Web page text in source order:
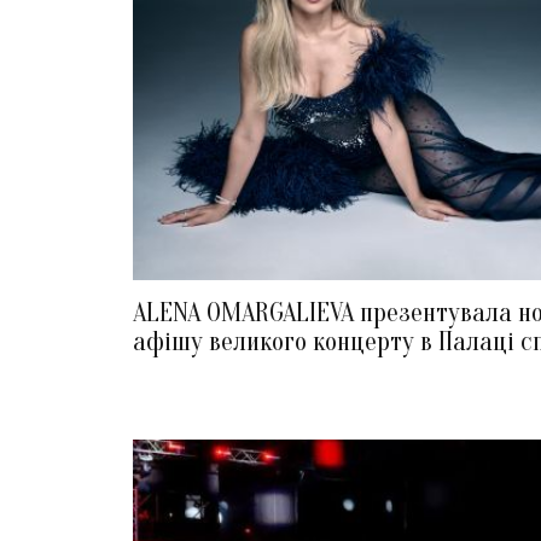
ALENA OMARGALIEVA презентувала
афішу великого концерту в Палаці